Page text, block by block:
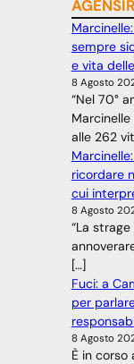
sempre
e vita
8 Agosto
“Nel 70°
alle 262
ricordare
cui
8 Agosto
“La
[…]
Fuci: a
per
8 Agosto
È in corso